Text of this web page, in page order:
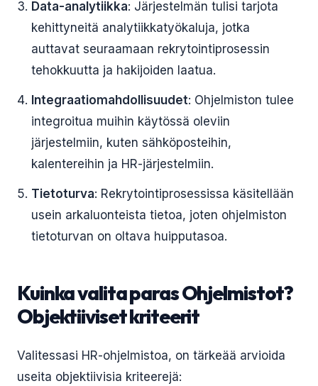
Data-analytiikka: Järjestelmän tulisi tarjota
kehittyneitä analytiikkatyökaluja, jotka
auttavat seuraamaan rekrytointiprosessin
tehokkuutta ja hakijoiden laatua.
Integraatiomahdollisuudet: Ohjelmiston tulee
integroitua muihin käytössä oleviin
järjestelmiin, kuten sähköposteihin,
kalentereihin ja HR-järjestelmiin.
Tietoturva: Rekrytointiprosessissa käsitellään
usein arkaluonteista tietoa, joten ohjelmiston
tietoturvan on oltava huipputasoa.
Kuinka valita paras Ohjelmistot?
Objektiiviset kriteerit
Valitessasi HR-ohjelmistoa, on tärkeää arvioida
useita objektiivisia kriteerejä: